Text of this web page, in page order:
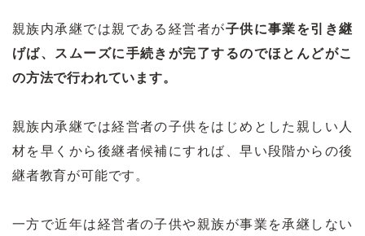
親族内承継では親である経営者が子供に事業を引き継
げば、スムーズに手続きが完了するのでほとんどがこ
の方法で行われています。
親族内承継では経営者の子供をはじめとした親しい人
材を早くから後継者候補にすれば、早い段階からの後
継者教育が可能です。
一方で近年は経営者の子供や親族が事業を承継しない